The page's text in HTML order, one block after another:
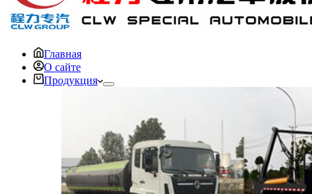
Главная
О сайте
Продукция